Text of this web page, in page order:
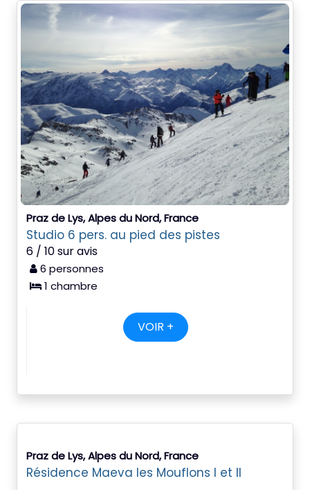
Praz de Lys, Alpes du Nord, France
Studio 6 pers. au pied des pistes
6 / 10 sur avis
6 personnes
1 chambre
VOIR +
Praz de Lys, Alpes du Nord, France
Résidence Maeva les Mouflons I et II